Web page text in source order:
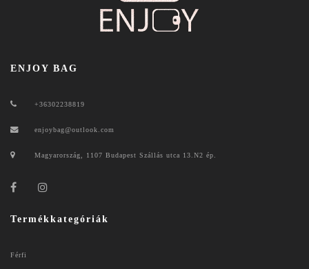
ENJOY BAG
+36302238819
enjoybag@outlook.com
Magyarország, 1107 Budapest Szállás utca 13.N2 ép.
Termékkategóriák
Férfi